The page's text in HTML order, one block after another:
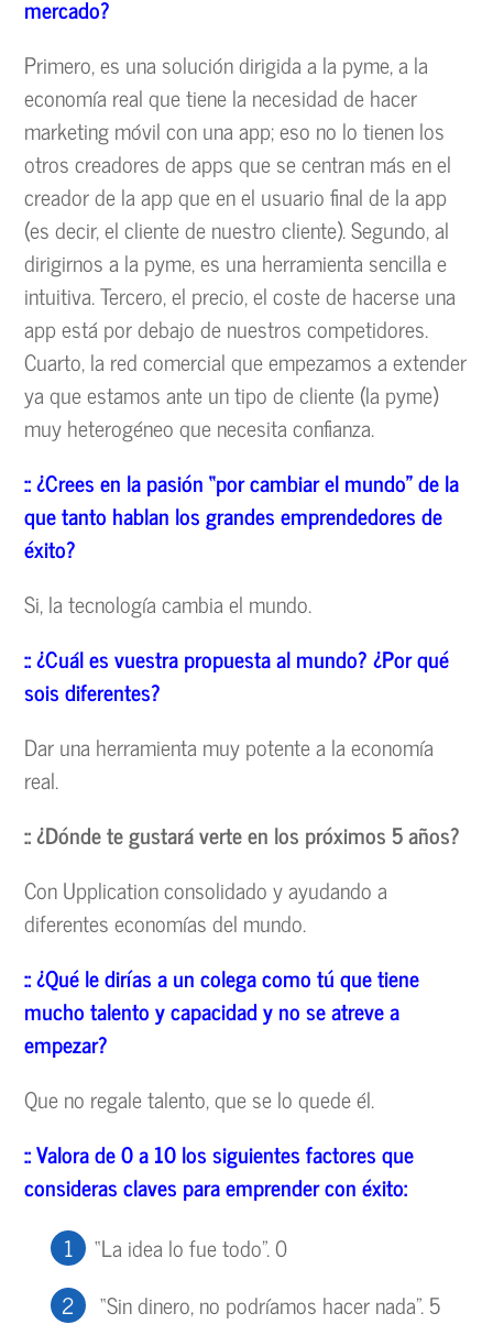
mercado?
Primero, es una solución dirigida a la pyme, a la
economía real que tiene la necesidad de hacer
marketing móvil con una app; eso no lo tienen los
otros creadores de apps que se centran más en el
creador de la app que en el usuario final de la app
(es decir, el cliente de nuestro cliente). Segundo, al
dirigirnos a la pyme, es una herramienta sencilla e
intuitiva. Tercero, el precio, el coste de hacerse una
app está por debajo de nuestros competidores.
Cuarto, la red comercial que empezamos a extender
ya que estamos ante un tipo de cliente (la pyme)
muy heterogéneo que necesita confianza.
:: ¿Crees en la pasión “por cambiar el mundo” de la
que tanto hablan los grandes emprendedores de
éxito?
Si, la tecnología cambia el mundo.
:: ¿Cuál es vuestra propuesta al mundo? ¿Por qué
sois diferentes?
Dar una herramienta muy potente a la economía
real.
:: ¿Dónde te gustará verte en los próximos 5 años?
Con Upplication consolidado y ayudando a
diferentes economías del mundo.
:: ¿Qué le dirías a un colega como tú que tiene
mucho talento y capacidad y no se atreve a
empezar?
Que no regale talento, que se lo quede él.
:: Valora de 0 a 10 los siguientes factores que
consideras claves para emprender con éxito:
“La idea lo fue todo”. 0
“Sin dinero, no podríamos hacer nada”. 5